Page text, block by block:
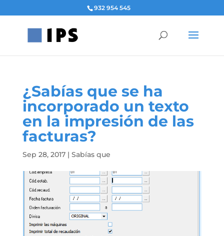
932 954 545
¿Sabías que se ha
incorporado un texto
en la impresión de las
facturas?
Sep 28, 2017| Sabías que